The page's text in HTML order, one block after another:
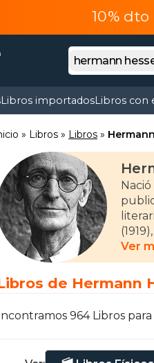
10%
Libros importadosLibros con
Libros Libros
Ver
de Hermann
964 Libros para